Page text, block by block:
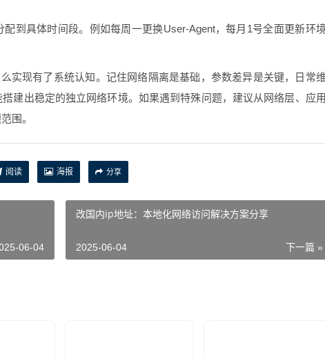
到具体时间段。例如每周一更换User-Agent，每月1号全面更新环境
实现有了系统认知。记住网络隔离是基础，参数差异是关键，日常维
建出稳定的独立网络环境。如果遇到特殊问题，建议从网络层、应用
围。
阅读 海报 分享
06-04
改国内ip地址：本地化网络访问解决方案分享
下一篇 »
2025-06-04